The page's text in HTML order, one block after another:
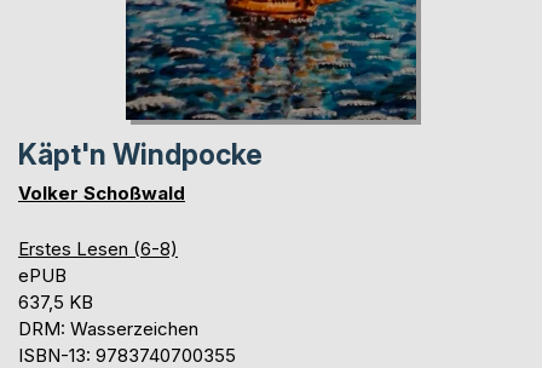
Käpt'n Windpocke
Volker Schoßwald
Erstes Lesen (6-8)
ePUB
637,5 KB
DRM: Wasserzeichen
ISBN-13: 9783740700355